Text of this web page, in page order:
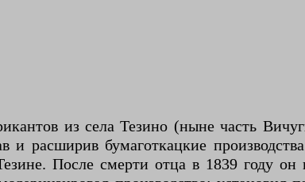
из села Тезино (ныне часть
расширив бумаготкацкие
После смерти отца в 1839 году он